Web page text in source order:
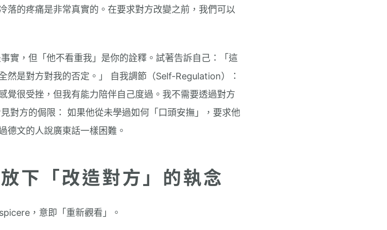
落的疼痛是非常真實的。在要求對方改變之前，我們可以
實，但「他不看重我」是你的詮釋。試著告訴自己：「這
然是對方對我的否定。」 自我調節（Self-Regulation）：
覺很受挫，但我有能力陪伴自己度過。我不需要透過對方
對方的侷限： 如果他從未學過如何「口頭安撫」，要求他
德文的人說廣東話一樣困難。
下「改造對方」的執念
，意即「重新觀看」。